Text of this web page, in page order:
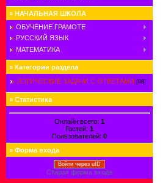
» НАЧАЛЬНАЯ ШКОЛА
ОБУЧЕНИЕ ГРАМОТЕ
РУССКИЙ ЯЗЫК
МАТЕМАТИКА
» Категории раздела
ЛОГИЧЕСКИЕ ЗАДАЧИ С ОТВЕТАМИ [98]
» Статистика
Онлайн всего: 1
Гостей: 1
Пользователей: 0
» Форма входа
Войти через uID
Старая форма входа